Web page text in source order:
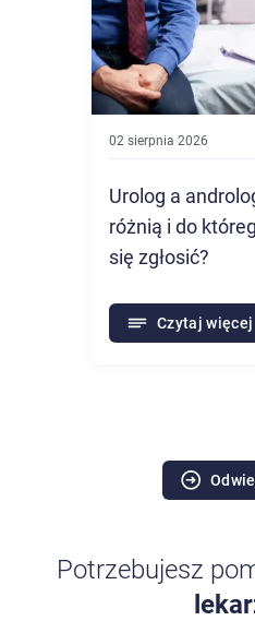
02 sierpnia 2026
Urolog a
różnią i do
się zgłosić?
Czytaj więcej
Potrzebujesz